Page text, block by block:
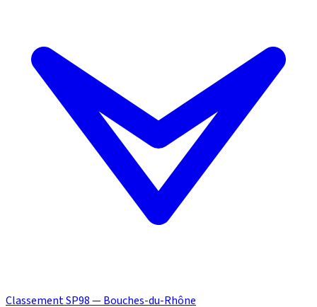
Classement SP98 — Bouches-du-Rhône